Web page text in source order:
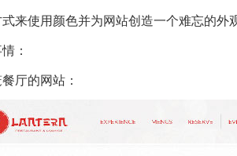
来使用颜色并为网站创造一个难忘的外
：
餐厅的网站：